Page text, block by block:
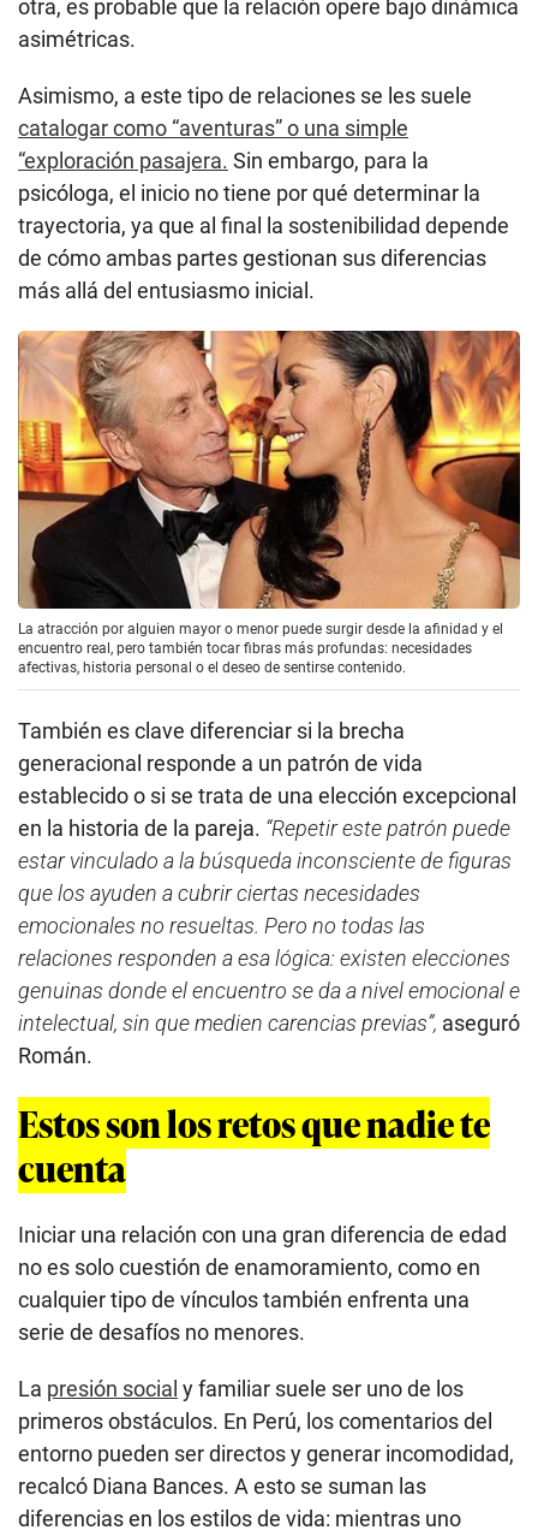
otra, es probable que la relación opere bajo dinámica
asimétricas.
Asimismo, a este tipo de relaciones se les suele
catalogar como “aventuras” o una simple
“exploración pasajera. Sin embargo, para la
psicóloga, el inicio no tiene por qué determinar la
trayectoria, ya que al final la sostenibilidad depende
de cómo ambas partes gestionan sus diferencias
más allá del entusiasmo inicial.
La atracción por alguien mayor o menor puede surgir desde la afinidad y el
encuentro real, pero también tocar fibras más profundas: necesidades
afectivas, historia personal o el deseo de sentirse contenido.
También es clave diferenciar si la brecha
generacional responde a un patrón de vida
establecido o si se trata de una elección excepcional
en la historia de la pareja. “Repetir este patrón puede
estar vinculado a la búsqueda inconsciente de figuras
que los ayuden a cubrir ciertas necesidades
emocionales no resueltas. Pero no todas las
relaciones responden a esa lógica: existen elecciones
genuinas donde el encuentro se da a nivel emocional e
intelectual, sin que medien carencias previas”, aseguró
Román.
Estos son los retos que nadie te
cuenta
Iniciar una relación con una gran diferencia de edad
no es solo cuestión de enamoramiento, como en
cualquier tipo de vínculos también enfrenta una
serie de desafíos no menores.
La presión social y familiar suele ser uno de los
primeros obstáculos. En Perú, los comentarios del
entorno pueden ser directos y generar incomodidad,
recalcó Diana Bances. A esto se suman las
diferencias en los estilos de vida: mientras uno